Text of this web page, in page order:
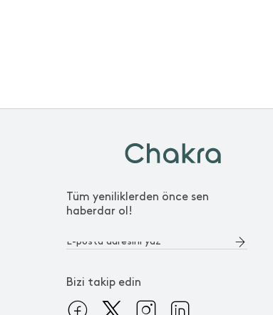
Tüm yeniliklerden önce sen
haberdar ol!
Bizi takip edin